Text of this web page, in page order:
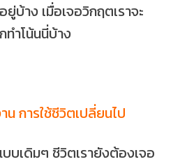
บ้าง เมื่อเจอวิกฤตเราจะ
ำโน้นนี่บ้าง
น การใช้ชีวิตเปลี่ยนไป
เดิมๆ ชีวิตเรายังต้องเจอ